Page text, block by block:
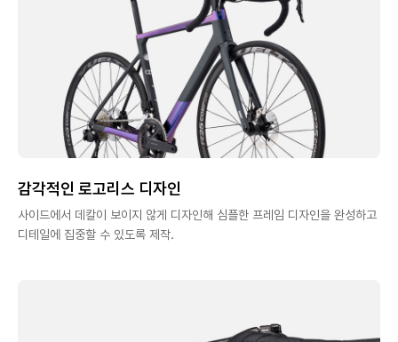
감각적인 로고리스 디자인
사이드에서 데칼이 보이지 않게 디자인해 심플한 프레임 디자인을 완성하고
디테일에 집중할 수 있도록 제작.